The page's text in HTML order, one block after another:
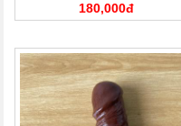
180,000đ